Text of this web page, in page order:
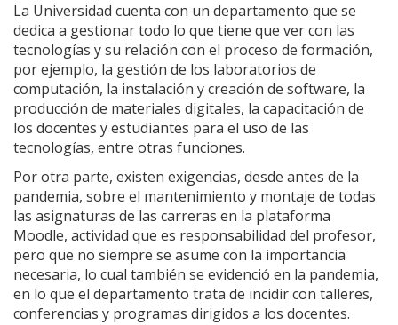
La Universidad cuenta con un departamento que se
dedica a gestionar todo lo que tiene que ver con las
tecnologías y su relación con el proceso de formación,
por ejemplo, la gestión de los laboratorios de
computación, la instalación y creación de software, la
producción de materiales digitales, la capacitación de
los docentes y estudiantes para el uso de las
tecnologías, entre otras funciones.
Por otra parte, existen exigencias, desde antes de la
pandemia, sobre el mantenimiento y montaje de todas
las asignaturas de las carreras en la plataforma
Moodle, actividad que es responsabilidad del profesor,
pero que no siempre se asume con la importancia
necesaria, lo cual también se evidenció en la pandemia,
en lo que el departamento trata de incidir con talleres,
conferencias y programas dirigidos a los docentes.